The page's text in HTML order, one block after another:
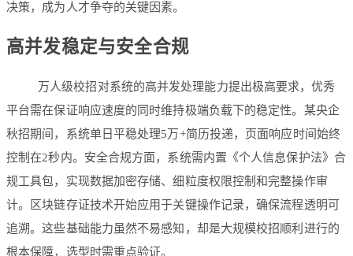
决策，成为人才争夺的关键因素。
高并发稳定与安全合规
万人级校招对系统的高并发处理能力提出极高要求，优秀
平台需在保证响应速度的同时维持极端负载下的稳定性。某央企
秋招期间，系统单日平稳处理5万+简历投递，页面响应时间始终
控制在2秒内。安全合规方面，系统需内置《个人信息保护法》合
规工具包，实现数据加密存储、细粒度权限控制和完整操作审
计。区块链存证技术开始应用于关键操作记录，确保流程透明可
追溯。这些基础能力虽然不易感知，却是大规模校招顺利进行的
根本保障，选型时需重点验证。